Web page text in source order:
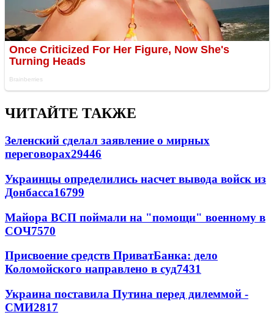
ЧИТАЙТЕ ТАКЖЕ
Зеленский сделал заявление о мирных
переговорах29446
Украинцы определились насчет вывода войск из
Донбасса16799
Майора ВСП поймали на "помощи" военному в
СОЧ7570
Присвоение средств ПриватБанка: дело
Коломойского направлено в суд7431
Украина поставила Путина перед дилеммой -
СМИ2817